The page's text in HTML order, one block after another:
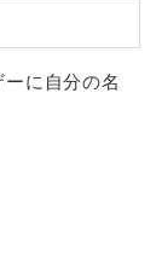
に自分の名